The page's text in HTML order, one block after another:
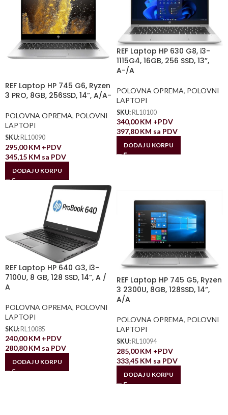
REF Laptop HP 745 G6, Ryzen
3 PRO, 8GB, 256SSD, 14”, A/A-
POLOVNA OPREMA, POLOVNI
LAPTOPI
SKU: RL10090
295,00KM +PDV
345,15 KM sa PDV
DODAJ U KORPU
REF Laptop HP 630 G8, i3-
1115G4, 16GB, 256 SSD, 13”,
A-/A
POLOVNA OPREMA, POLOVNI
LAPTOPI
SKU: RL10100
340,00KM +PDV
397,80KM sa PDV
DODAJ U KORPU
REF Laptop HP 640 G3, i3-
7100U, 8 GB, 128 SSD, 14”, A /
A
POLOVNA OPREMA, POLOVNI
LAPTOPI
SKU: RL10085
240,00KM +PDV
280,80KM sa PDV
DODAJ U KORPU
REF Laptop HP 745 G5, Ryzen
3 2300U, 8GB, 128SSD, 14”,
A/A
POLOVNA OPREMA, POLOVNI
LAPTOPI
SKU: RL10094
285,00KM +PDV
333,45 KM sa PDV
DODAJ U KORPU